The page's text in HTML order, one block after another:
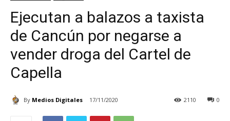
Ejecutan a balazos a taxista
de Cancún por negarse a
vender droga del Cartel de
Capella
By Medios Digitales 17/11/2020 0
2110